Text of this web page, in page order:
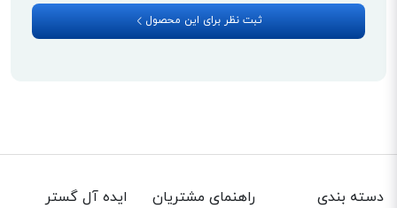
ثبت نظر برای این محصول
دسته بندی
راهنمای مشتریان ایده آل گستر